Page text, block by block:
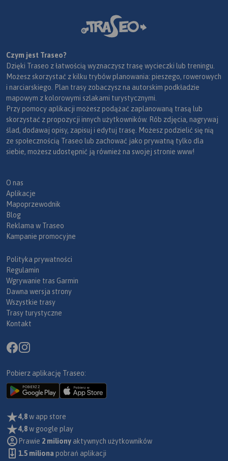
Czym jest Traseo?
Dzięki Traseo z łatwością wyznaczysz trasę wycieczki lub treningu.
Możesz skorzystać z kilku trybów planowania: pieszego, rowerowych
i narciarskiego. Plan trasy zobaczysz na autorskim podkładzie
mapowym z kolorowymi szlakami turystycznymi.
Przy pomocy aplikacji możesz podążać zaplanowaną trasą lub
skorzystać z propozycji innych użytkowników. Rób zdjęcia, nagrywaj
ślad, dodawaj opisy, zapisuj i edytuj trasę. Możesz podzielić się nią
ze społecznością Traseo lub zachować jako prywatną tylko dla
siebie, możesz udostępnić ją również na swojej stronie www!
O nas
Aplikacje
Mapoprzewodnik
Blog
Reklama w Traseo
Kampanie promocyjne
Polityka prywatności
Regulamin
Wgrywanie tras Garmin
Dawna wersja strony
Wszystkie trasy
Trasy turystyczne
Kontakt
Pobierz aplikację Traseo:
4,8w app store
4,8w google play
Prawie 2 miliony aktywnych użytkowników
1.5 miliona pobrań aplikacji